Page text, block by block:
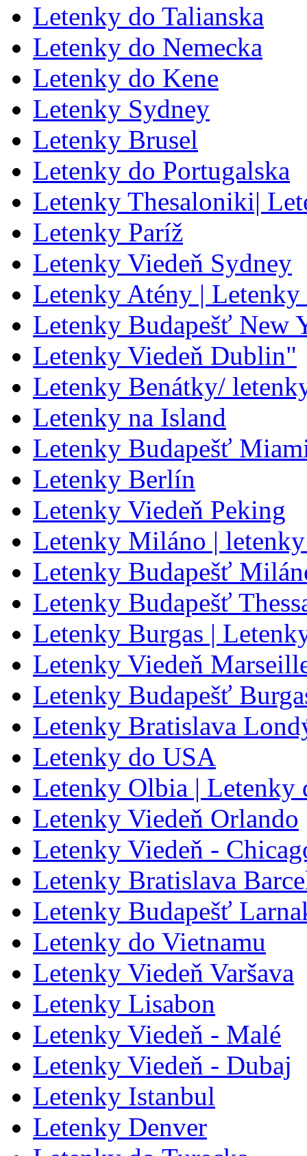
Letenky do Talianska
Letenky do Nemecka
Letenky do Kene
Letenky Sydney
Letenky Brusel
Letenky do Portugalska
Letenky Thesaloniki|
Letenky Paríž
Letenky Viedeň Sydney
Letenky Atény | Letenky
Letenky Budapešť New
Letenky Viedeň Dublin"
Letenky Benátky/
Letenky na Island
Letenky Budapešť
Letenky Berlín
Letenky Viedeň Peking
Letenky Miláno |
Letenky Budapešť
Letenky Budapešť
Letenky Burgas |
Letenky Viedeň
Letenky Budapešť
Letenky Bratislava
Letenky do USA
Letenky Olbia | Letenky
Letenky Viedeň Orlando
Letenky Viedeň -
Letenky Bratislava
Letenky Budapešť
Letenky do Vietnamu
Letenky Viedeň Varšava
Letenky Lisabon
Letenky Viedeň - Malé
Letenky Viedeň - Dubaj
Letenky Istanbul
Letenky Denver